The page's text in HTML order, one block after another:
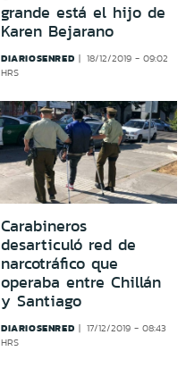
grande está el hijo de
Karen Bejarano
DIARIOSENRED
18/12/2019 - 09:02
HRS
Carabineros
desarticuló red de
narcotráfico que
operaba entre Chillán
y Santiago
DIARIOSENRED
17/12/2019 - 08:43
HRS